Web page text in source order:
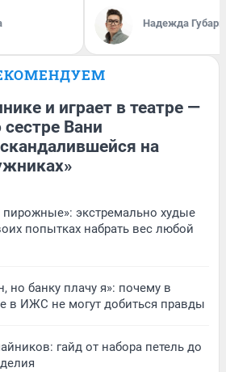
Надежда Губарь
и играет в театре —
сестре Вани
на
пирожные»: экстремально худые
попытках набрать вес любой
банку плачу я»: почему в
в ИЖС не могут добиться правды
гайд от набора петель до